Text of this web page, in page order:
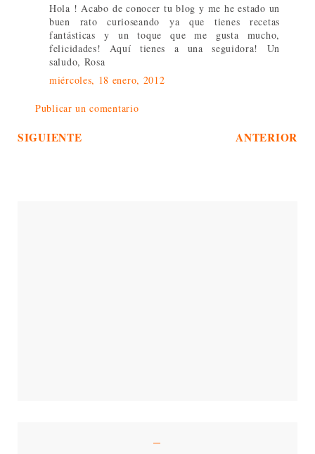
Hola ! Acabo de conocer tu blog y me he estado un
buen rato curioseando ya que tienes recetas
fantásticas y un toque que me gusta mucho,
felicidades! Aquí tienes a una seguidora! Un
saludo, Rosa
miércoles, 18 enero, 2012
Publicar un comentario
SIGUIENTE ANTERIOR